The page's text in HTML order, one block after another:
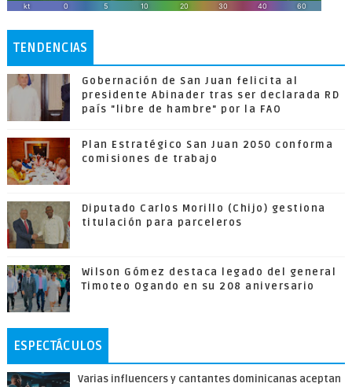
TENDENCIAS
Gobernación de San Juan felicita al
presidente Abinader tras ser declarada RD
país "libre de hambre" por la FAO
Plan Estratégico San Juan 2050 conforma
comisiones de trabajo
Diputado Carlos Morillo (Chijo) gestiona
titulación para parceleros
Wilson Gómez destaca legado del general
Timoteo Ogando en su 208 aniversario
ESPECTÁCULOS
Varias influencers y cantantes dominicanas aceptan